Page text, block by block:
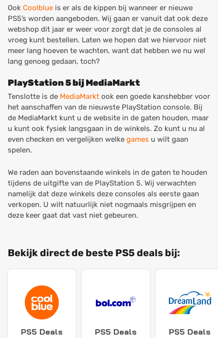
Ook Coolblue is er als de kippen bij wanneer er nieuwe
PS5’s worden aangeboden. Wij gaan er vanuit dat ook deze
webshop dit jaar er weer voor zorgt dat je de consoles al
vroeg kunt bestellen. Laten we hopen dat we hiervoor niet
meer lang hoeven te wachten, want dat hebben we nu wel
lang genoeg gedaan, toch?
PlayStation 5 bij MediaMarkt
Tenslotte is de MediaMarkt ook een goede kanshebber voor
het aanschaffen van de nieuwste PlayStation console. Bij
de MediaMarkt kunt u de website in de gaten houden, maar
u kunt ook fysiek langsgaan in de winkels. Zo kunt u nu al
even checken en vergelijken welke games u wilt gaan
spelen.
We raden aan bovenstaande winkels in de gaten te houden
tijdens de uitgifte van de PlayStation 5. Wij verwachten
namelijk dat deze winkels deze consoles als eerste gaan
verkopen. U wilt natuurlijk niet nogmaals misgrijpen en
deze keer gaat dat vast niet gebeuren.
Bekijk direct de beste PS5 deals bij:
PS5 Deals
PS5 Deals
PS5 Deals